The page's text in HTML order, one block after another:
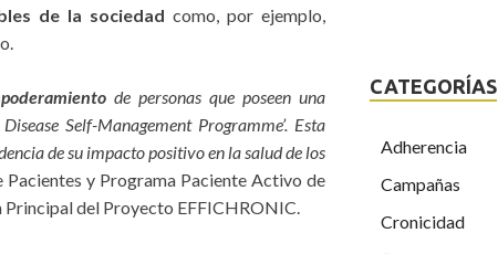
de la sociedad como, por ejemplo,
de personas que poseen una
Self-Management Programme’. Esta
de su impacto positivo en la salud de los
Pacientes y Programa Paciente Activo de
Principal del Proyecto EFFICHRONIC.
CATEGORÍAS
Adherencia
Campañas
Cronicidad